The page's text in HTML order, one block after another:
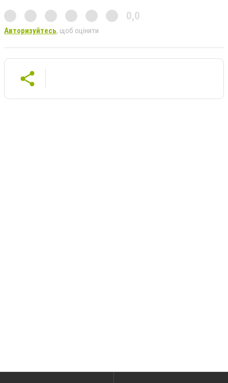
0,0
Авторизуйтесь, щоб оцінити